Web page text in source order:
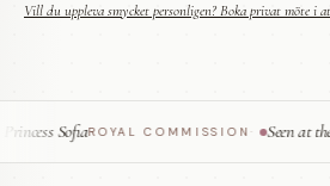
Vill du uppleva smycket personligen? Boka privat möte i
SofiaROYAL COMMISSION· Seen at